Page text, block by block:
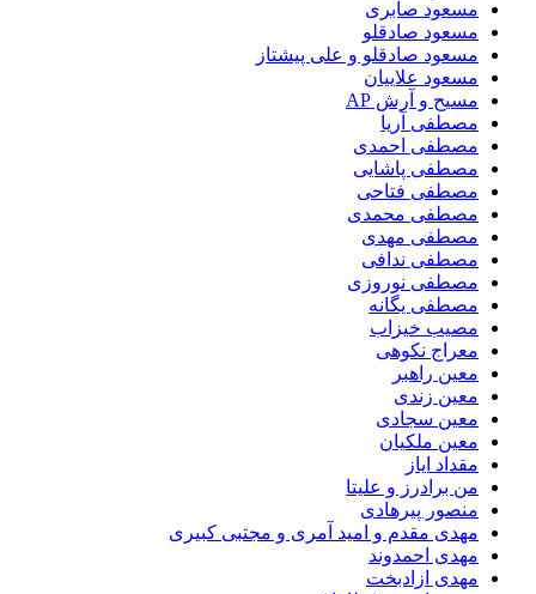
مسعود صابری
مسعود صادقلو
مسعود صادقلو و علی پیشتاز
مسعود علاییان
مسیح و آرش AP
مصطفی آریا
مصطفی احمدی
مصطفی پاشایی
مصطفی فتاحی
مصطفی محمدی
مصطفی مهدی
مصطفی ندافی
مصطفی نوروزی
مصطفی یگانه
مصیب خیزاب
معراج نکوهی
معین راهبر
معین زندی
معین سجادی
معین ملکیان
مقداد ایاز
من برادرز و علیتا
منصور پیرهادی
مهدى مقدم و امید آمرى و مجتبى کبیرى
مهدی احمدوند
مهدی ازادبخت